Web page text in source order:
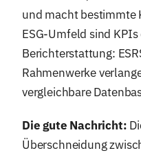
und macht bestimmte
ESG-Umfeld sind
Berichterstattung:
Rahmenwerke
vergleichbare
Die gute Nachricht:
Überschneidung